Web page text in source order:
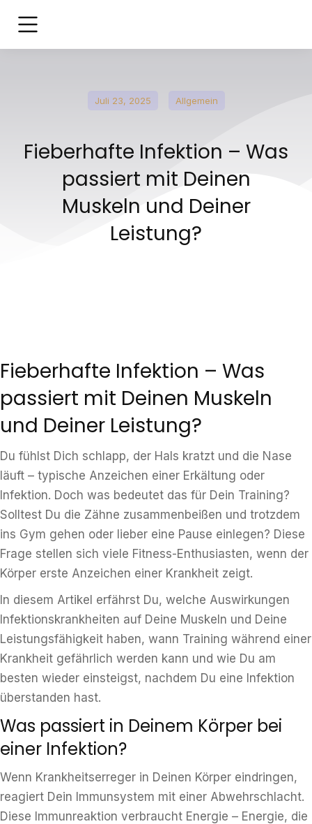
Juli 23, 2025 Allgemein
Fieberhafte Infektion – Was
passiert mit Deinen
Muskeln und Deiner
Leistung?
Fieberhafte Infektion – Was
passiert mit Deinen Muskeln
und Deiner Leistung?
Du fühlst Dich schlapp, der Hals kratzt und die Nase
läuft – typische Anzeichen einer Erkältung oder
Infektion. Doch was bedeutet das für Dein Training?
Solltest Du die Zähne zusammenbeißen und trotzdem
ins Gym gehen oder lieber eine Pause einlegen? Diese
Frage stellen sich viele Fitness-Enthusiasten, wenn der
Körper erste Anzeichen einer Krankheit zeigt.
In diesem Artikel erfährst Du, welche Auswirkungen
Infektionskrankheiten auf Deine Muskeln und Deine
Leistungsfähigkeit haben, wann Training während einer
Krankheit gefährlich werden kann und wie Du am
besten wieder einsteigst, nachdem Du eine Infektion
überstanden hast.
Was passiert in Deinem Körper bei
einer Infektion?
Wenn Krankheitserreger in Deinen Körper eindringen,
reagiert Dein Immunsystem mit einer Abwehrschlacht.
Diese Immunreaktion verbraucht Energie – Energie, die